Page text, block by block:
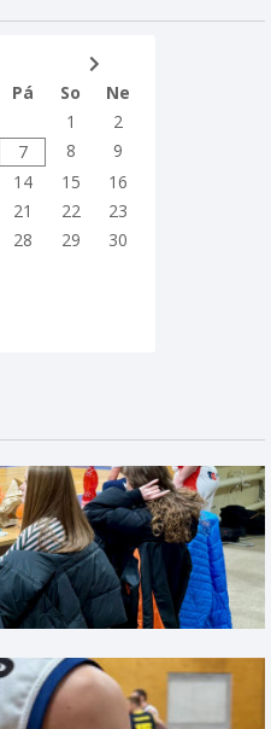
Pá So
Ne
1
2
7 8
9
14 15
16
21 22
23
28 29
30